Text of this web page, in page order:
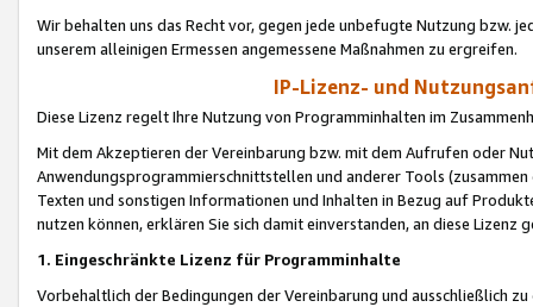
Wir behalten uns das Recht vor, gegen jede unbefugte Nutzung bzw.
unserem alleinigen Ermessen angemessene Maßnahmen zu ergreifen.
IP-Lizenz- und
Diese Lizenz regelt Ihre Nutzung von Programminhalten im
Mit dem Akzeptieren der Vereinbarung bzw. mit dem Aufrufen oder
Anwendungsprogrammierschnittstellen und anderer Tools (zusammen
Texten und sonstigen Informationen und Inhalten in Bezug auf
nutzen können, erklären Sie sich damit einverstanden, an diese Lizenz
1. Eingeschränkte Lizenz für Programminhalte
Vorbehaltlich der Bedingungen der Vereinbarung und ausschließlich